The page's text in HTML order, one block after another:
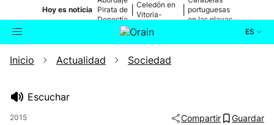
Hoy es noticia Pirata de
Donostia
Celedón en
Vitoria-
portuguesas
en las playas
ES
Buscador Actualidad
Inicio Actualidad Sociedad
Escuchar
2015 Compartir Guardar